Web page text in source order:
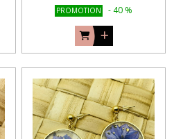
PROMOTION - 40 %